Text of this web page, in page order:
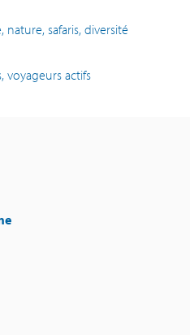
safaris, diversité
voyageurs actifs